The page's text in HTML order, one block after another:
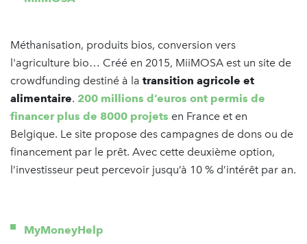
Méthanisation, produits bios, conversion vers
l'agriculture bio… Créé en 2015, MiiMOSA est un site de
crowdfunding destiné à la transition agricole et
alimentaire. 200 millions d’euros ont permis de
financer plus de 8000 projets en France et en
Belgique. Le site propose des campagnes de dons ou de
financement par le prêt. Avec cette deuxième option,
l’investisseur peut percevoir jusqu’à 10 % d’intérêt par an.
MyMoneyHelp